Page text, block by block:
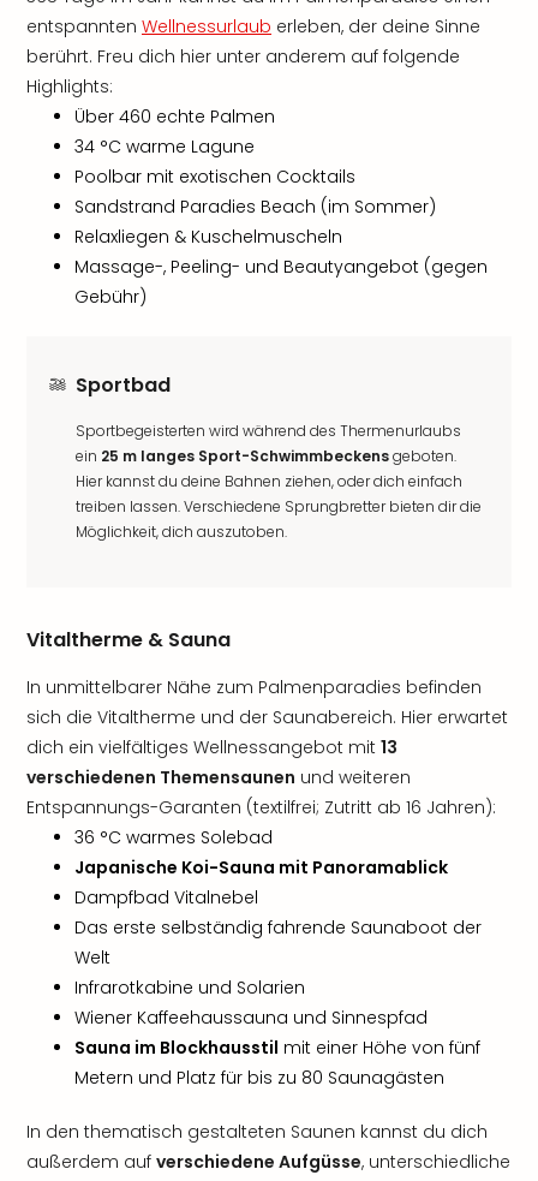
entspannten Wellnessurlaub erleben, der deine Sinne
berührt. Freu dich hier unter anderem auf folgende
Highlights:
Über 460 echte Palmen
34 °C warme Lagune
Poolbar mit exotischen Cocktails
Sandstrand Paradies Beach (im Sommer)
Relaxliegen & Kuschelmuscheln
Massage-, Peeling- und Beautyangebot (gegen
Gebühr)
Sportbad
Sportbegeisterten wird während des Thermenurlaubs
ein 25 m langes Sport-Schwimmbeckensgeboten.
Hier kannst du deine Bahnen ziehen, oder dich einfach
treiben lassen. Verschiedene Sprungbretter bieten dir die
Möglichkeit, dich auszutoben.
Vitaltherme & Sauna
In unmittelbarer Nähe zum Palmenparadies befinden
sich die Vitaltherme und der Saunabereich. Hier erwartet
dich ein vielfältiges Wellnessangebot mit 13
verschiedenen Themensaunen und weiteren
Entspannungs-Garanten (textilfrei; Zutritt ab 16 Jahren):
36 °C warmes Solebad
Japanische Koi-Sauna mit Panoramablick
Dampfbad Vitalnebel
Das erste selbständig fahrende Saunaboot der
Welt
Infrarotkabine und Solarien
Wiener Kaffeehaussauna und Sinnespfad
Sauna im Blockhausstil mit einer Höhe von fünf
Metern und Platz für bis zu 80 Saunagästen
In den thematisch gestalteten Saunen kannst du dich
außerdem auf verschiedene Aufgüsse, unterschiedliche